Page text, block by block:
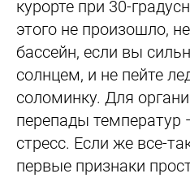
курорте при 30-
этого не произошло,
бассейн, если вы
солнцем, и не пейте
соломинку. Для
перепады температур
стресс. Если же все-
первые признаки